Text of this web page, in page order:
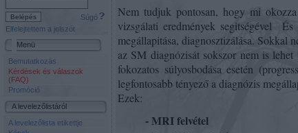
Súgó
Elfelejtettem a jelszót
Menü
Bemutatkozás
Kérdések és válaszok
(FAQ)
Promóció
A levelezőlistáról
A levelezőlista etikettje
Nem tudjuk pontosan, hogy mi
vizsgálati eredmények segitségével
És
megállapitása, diagnosztizálása. Sokkal
az SM diagnózisát sokszor nem is
fokozatos súlyosbodása esetén
legfontosabb tényező a diagnózis
Ezek:
- MRI felvétel